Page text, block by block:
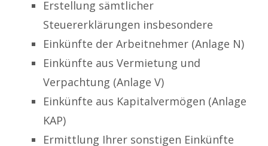
Erstellung sämtlicher
Steuererklärungen insbesondere
Einkünfte der Arbeitnehmer (Anlage N)
Einkünfte aus Vermietung und
Verpachtung (Anlage V)
Einkünfte aus Kapitalvermögen (Anlage
KAP)
Ermittlung Ihrer sonstigen Einkünfte